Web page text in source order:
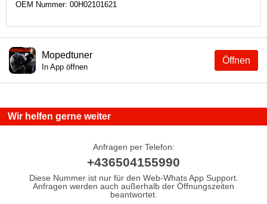
OEM Nummer: 00H02101621
Öffnen
Mopedtuner
In App öffnen
Wir helfen gerne weiter
Anfragen per Telefon:
+436504155990
Diese Nummer ist nur für den Web-Whats App Support.
Anfragen werden auch außerhalb der Öffnungszeiten
beantwortet.